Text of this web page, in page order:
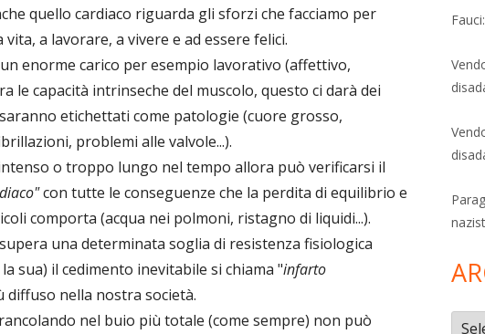
quello cardiaco riguarda gli sforzi che facciamo per
a lavorare, a vivere e ad essere felici.
enorme carico per esempio lavorativo (affettivo,
le capacità intrinseche del muscolo, questo ci darà dei
etichettati come patologie (cuore grosso,
problemi alle valvole...).
o troppo lungo nel tempo allora può verificarsi il
con tutte le conseguenze che la perdita di equilibrio e
comporta (acqua nei polmoni, ristagno di liquidi...).
una determinata soglia di resistenza fisiologica
sua) il cedimento inevitabile si chiama "infarto
diffuso nella nostra società.
nel buio più totale (come sempre) non può